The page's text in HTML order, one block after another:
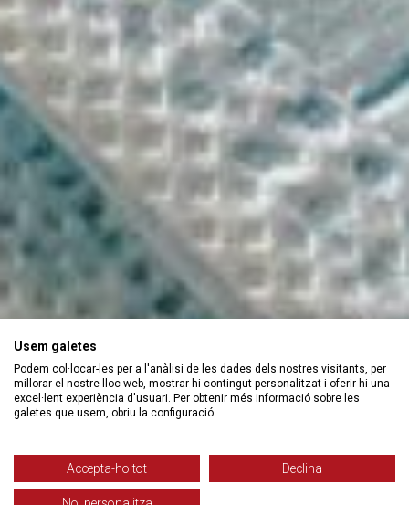
Usem galetes
Podem col·locar-les per a l'anàlisi de les dades dels nostres visitants, per
millorar el nostre lloc web, mostrar-hi contingut personalitzat i oferir-hi una
excel·lent experiència d'usuari. Per obtenir més informació sobre les
galetes que usem, obriu la configuració.
Accepta-ho tot Declina